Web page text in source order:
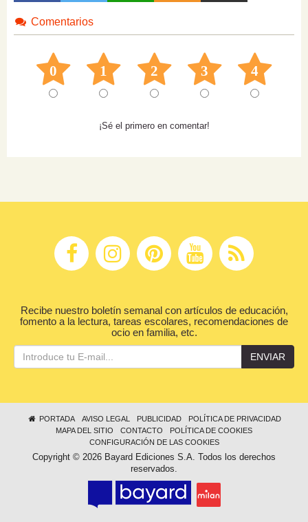
Comentarios
0 1 2 3 4
¡Sé el primero en comentar!
Recibe nuestro boletín semanal con artículos de educación,
fomento a la lectura, tareas escolares, recomendaciones de
ocio en familia, etc.
ENVIAR
PORTADA AVISO LEGAL PUBLICIDAD
POLÍTICA DE PRIVACIDAD
MAPA DEL SITIO
CONTACTO
POLÍTICA DE COOKIES
CONFIGURACIÓN DE LAS COOKIES
Copyright © 2026 Bayard Ediciones S.A. Todos los derechos
reservados.